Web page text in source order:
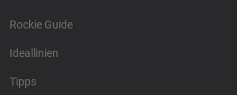
Rockie Guide
Ideallinien
Tipps